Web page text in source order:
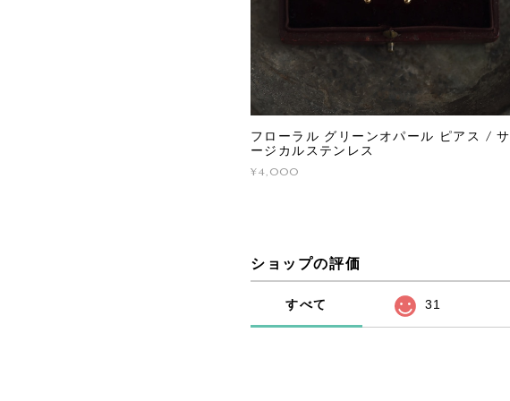
フローラル グリーンオパール ピアス / サ
ージカルステンレス
¥4,000
ショップの評価
すべて 31